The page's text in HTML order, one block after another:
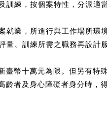
訓練，按個案特性，分派適
業，所進行與工作場所環
、訓練所需之職務再設計服
臺幣十萬元為限。但另有特
齡者及身心障礙者身分時，